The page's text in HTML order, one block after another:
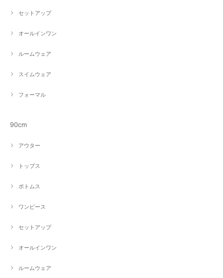
セットアップ
オールインワン
ルームウェア
スイムウェア
フォーマル
90cm
アウター
トップス
ボトムス
ワンピース
セットアップ
オールインワン
ルームウェア